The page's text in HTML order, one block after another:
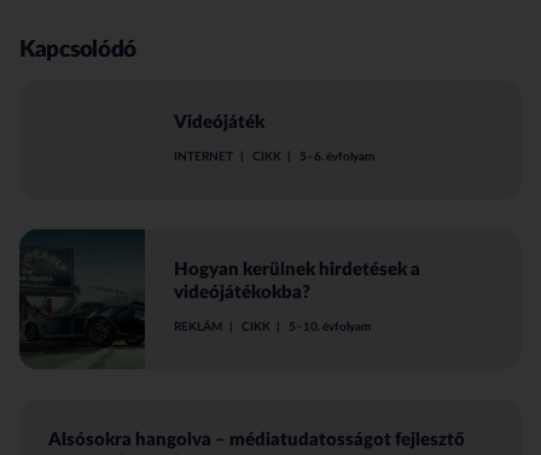
Kapcsolódó
Videójáték
INTERNET CIKK 5–6. évfolyam
Hogyan kerülnek hirdetések a
videójátékokba?
REKLÁM CIKK 5–10. évfolyam
Alsósokra hangolva – médiatudatosságot fejlesztő